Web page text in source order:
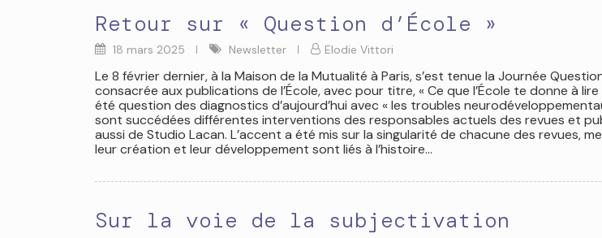
Retour sur « Question d’École »
18 mars 2025 Newsletter Elodie Vittori
Le 8 février dernier, à la Maison de la Mutualité à Paris, s’est tenue la Journée
consacrée aux publications de l’École, avec pour titre, « Ce que l’École te donne à lire
été question des diagnostics d’aujourd’hui avec « les troubles
sont succédées différentes interventions des responsables actuels des revues et
aussi de Studio Lacan. L’accent a été mis sur la singularité de chacune des revues,
leur création et leur développement sont liés à l’histoire…
Sur la voie de la subjectivation